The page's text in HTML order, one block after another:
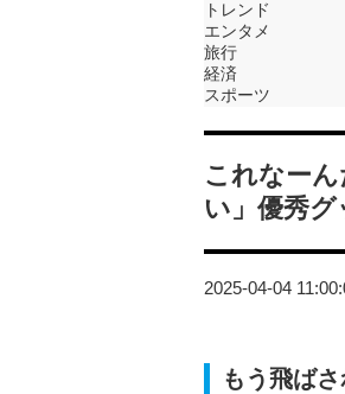
トレンド
エンタメ
旅行
経済
スポーツ
これなー
い」優秀
2025-04-04
もう飛ば